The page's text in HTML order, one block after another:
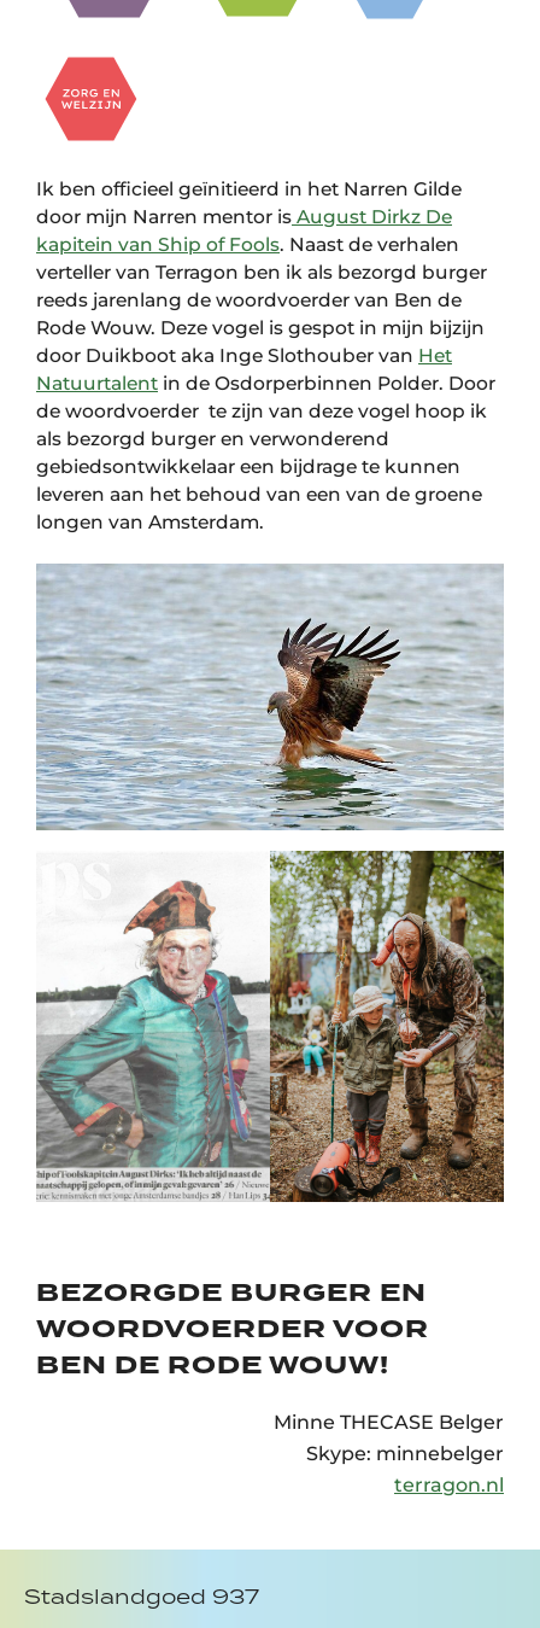
Ik ben officieel geïnitieerd in het Narren Gilde
door mijn Narren mentor is August Dirkz De
kapitein van Ship of Fools. Naast de verhalen
verteller van Terragon ben ik als bezorgd burger
reeds jarenlang de woordvoerder van Ben de
Rode Wouw. Deze vogel is gespot in mijn bijzijn
door Duikboot aka Inge Slothouber van Het
Natuurtalent in de Osdorperbinnen Polder. Door
de woordvoerder te zijn van deze vogel hoop ik
als bezorgd burger en verwonderend
gebiedsontwikkelaar een bijdrage te kunnen
leveren aan het behoud van een van de groene
longen van Amsterdam.
BEZORGDE BURGER EN
WOORDVOERDER VOOR
BEN DE RODE WOUW!
Minne THECASE Belger
Skype: minnebelger
terragon.nl
Stadslandgoed 937